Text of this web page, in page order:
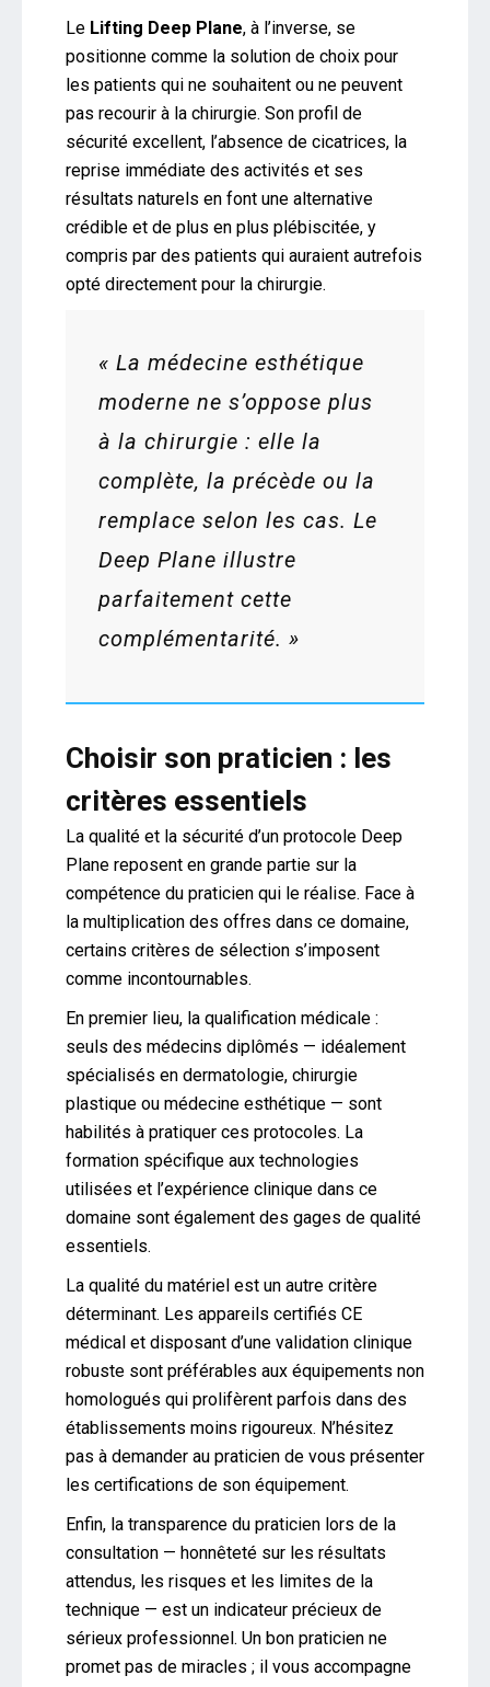
Le Lifting Deep Plane, à l’inverse, se
positionne comme la solution de choix pour
les patients qui ne souhaitent ou ne peuvent
pas recourir à la chirurgie. Son profil de
sécurité excellent, l’absence de cicatrices, la
reprise immédiate des activités et ses
résultats naturels en font une alternative
crédible et de plus en plus plébiscitée, y
compris par des patients qui auraient autrefois
opté directement pour la chirurgie.
« La médecine esthétique
moderne ne s’oppose plus
à la chirurgie : elle la
complète, la précède ou la
remplace selon les cas. Le
Deep Plane illustre
parfaitement cette
complémentarité. »
Choisir son praticien : les
critères essentiels
La qualité et la sécurité d’un protocole Deep
Plane reposent en grande partie sur la
compétence du praticien qui le réalise. Face à
la multiplication des offres dans ce domaine,
certains critères de sélection s’imposent
comme incontournables.
En premier lieu, la qualification médicale :
seuls des médecins diplômés — idéalement
spécialisés en dermatologie, chirurgie
plastique ou médecine esthétique — sont
habilités à pratiquer ces protocoles. La
formation spécifique aux technologies
utilisées et l’expérience clinique dans ce
domaine sont également des gages de qualité
essentiels.
La qualité du matériel est un autre critère
déterminant. Les appareils certifiés CE
médical et disposant d’une validation clinique
robuste sont préférables aux équipements non
homologués qui prolifèrent parfois dans des
établissements moins rigoureux. N’hésitez
pas à demander au praticien de vous présenter
les certifications de son équipement.
Enfin, la transparence du praticien lors de la
consultation — honnêteté sur les résultats
attendus, les risques et les limites de la
technique — est un indicateur précieux de
sérieux professionnel. Un bon praticien ne
promet pas de miracles ; il vous accompagne